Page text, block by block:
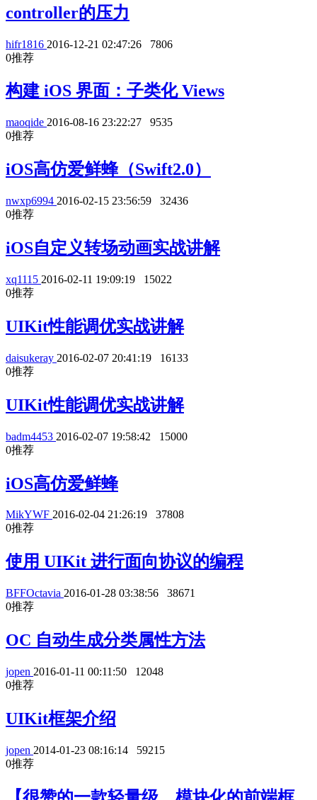
controller的压力
hifr1816 2016-12-21 02:47:26
7806
0推荐
构建 iOS 界面：子类化 Views
maoqide 2016-08-16 23:22:27
9535
0推荐
iOS高仿爱鲜蜂（Swift2.0）
nwxp6994 2016-02-15 23:56:59
32436
0推荐
iOS自定义转场动画实战讲解
xq1115 2016-02-11 19:09:19
15022
0推荐
UIKit性能调优实战讲解
daisukeray 2016-02-07 20:41:19
16133
0推荐
UIKit性能调优实战讲解
badm4453 2016-02-07 19:58:42
15000
0推荐
iOS高仿爱鲜蜂
MikYWF 2016-02-04 21:26:19
37808
0推荐
使用 UIKit 进行面向协议的编程
BFFOctavia 2016-01-28 03:38:56
38671
0推荐
OC 自动生成分类属性方法
jopen 2016-01-11 00:11:50
12048
0推荐
UIKit框架介绍
jopen 2014-01-23 08:16:14
59215
0推荐